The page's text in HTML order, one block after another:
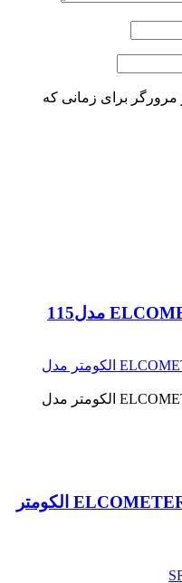
مرورگر برای زمانی که
ضخامت سنج التراسونیک برند ELCOMETER الکومتر